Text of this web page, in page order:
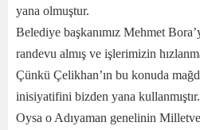
yana olmuştur.
Belediye başkanımız Mehmet
randevu almış ve işlerimizin
Çünkü Çelikhan’ın bu konuda
inisiyatifini bizden yana kullanmıştır.
Oysa o Adıyaman genelinin